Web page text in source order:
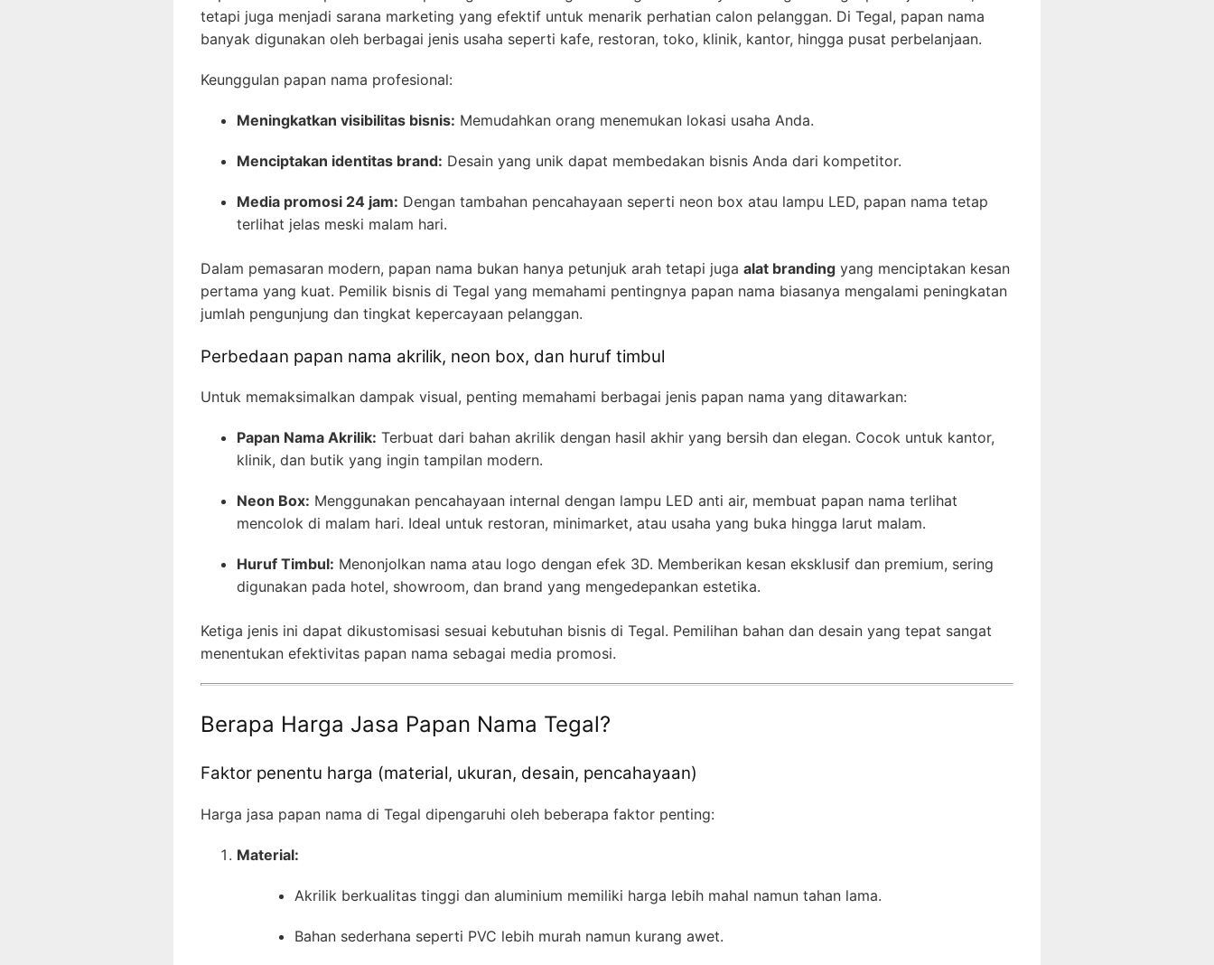
tetapi juga menjadi sarana marketing yang efektif untuk menarik perhatian calon pelanggan. Di Tegal, papan nama
banyak digunakan oleh berbagai jenis usaha seperti kafe, restoran, toko, klinik, kantor, hingga pusat perbelanjaan.
Keunggulan papan nama profesional:
Meningkatkan visibilitas bisnis: Memudahkan orang menemukan lokasi usaha Anda.
Menciptakan identitas brand: Desain yang unik dapat membedakan bisnis Anda dari kompetitor.
Media promosi 24 jam: Dengan tambahan pencahayaan seperti neon box atau lampu LED, papan nama tetap
terlihat jelas meski malam hari.
Dalam pemasaran modern, papan nama bukan hanya petunjuk arah tetapi juga alat branding yang menciptakan kesan
pertama yang kuat. Pemilik bisnis di Tegal yang memahami pentingnya papan nama biasanya mengalami peningkatan
jumlah pengunjung dan tingkat kepercayaan pelanggan.
Perbedaan papan nama akrilik, neon box, dan huruf timbul
Untuk memaksimalkan dampak visual, penting memahami berbagai jenis papan nama yang ditawarkan:
Papan Nama Akrilik: Terbuat dari bahan akrilik dengan hasil akhir yang bersih dan elegan. Cocok untuk kantor,
klinik, dan butik yang ingin tampilan modern.
Neon Box: Menggunakan pencahayaan internal dengan lampu LED anti air, membuat papan nama terlihat
mencolok di malam hari. Ideal untuk restoran, minimarket, atau usaha yang buka hingga larut malam.
Huruf Timbul: Menonjolkan nama atau logo dengan efek 3D. Memberikan kesan eksklusif dan premium, sering
digunakan pada hotel, showroom, dan brand yang mengedepankan estetika.
Ketiga jenis ini dapat dikustomisasi sesuai kebutuhan bisnis di Tegal. Pemilihan bahan dan desain yang tepat sangat
menentukan efektivitas papan nama sebagai media promosi.
Berapa Harga Jasa Papan Nama Tegal?
Faktor penentu harga (material, ukuran, desain, pencahayaan)
Harga jasa papan nama di Tegal dipengaruhi oleh beberapa faktor penting:
Material:
Akrilik berkualitas tinggi dan aluminium memiliki harga lebih mahal namun tahan lama.
Bahan sederhana seperti PVC lebih murah namun kurang awet.